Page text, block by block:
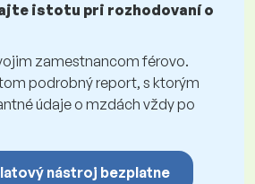
istotu pri rozhodovaní o
zamestnancom férovo.
podrobný report, s ktorým
údaje o mzdách vždy po
nástroj bezplatne